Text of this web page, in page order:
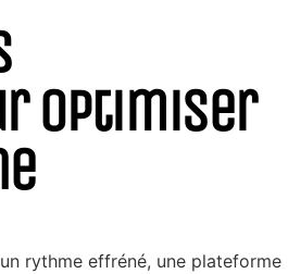
optimiser
rythme effréné, une plateforme